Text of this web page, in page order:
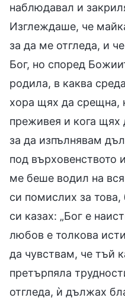
наблюдавал и
Изглеждаше, че
за да ме отгледа, и
Бог, но според
родила, в каква
хора щях да срещна,
преживея и кога
за да изпълнявам
под върховенството
ме беше водил на
си помислих за това,
си казах: „Бог е
любов е толкова
да чувствам, че тъй
претърпяла
отгледа, ѝ дължах